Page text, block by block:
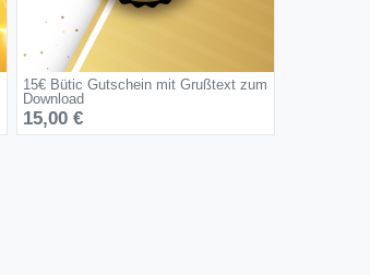
15€ Bütic Gutschein mit Grußtext zum
Download
15,00 €